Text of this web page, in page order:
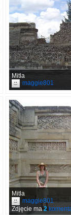
Mitla
maggie801
Mitla
maggie801
Zdjęcie ma2